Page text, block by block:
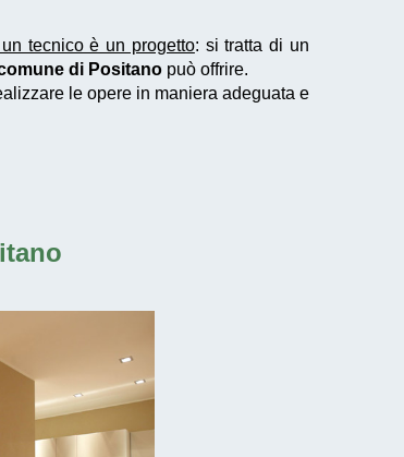
tecnico è un progetto: si tratta di un
di Positano può offrire.
le opere in maniera adeguata e